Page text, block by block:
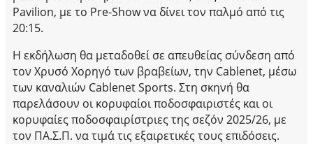
Pavilion, με το Pre-Show να δίνει τον παλμό από τις
20:15.
Η εκδήλωση θα μεταδοθεί σε απευθείας σύνδεση από
τον Χρυσό Χορηγό των βραβείων, την Cablenet, μέσω
των καναλιών Cablenet Sports. Στη σκηνή θα
παρελάσουν οι κορυφαίοι ποδοσφαιριστές και οι
κορυφαίες ποδοσφαιρίστριες της σεζόν 2025/26, με
τον ΠΑ.Σ.Π. να τιμά τις εξαιρετικές τους επιδόσεις.